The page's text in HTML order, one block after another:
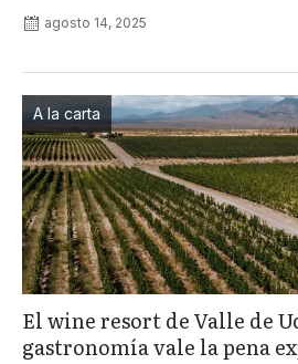
agosto 14, 2025
A la carta
El wine resort de Valle de
gastronomía vale la pena